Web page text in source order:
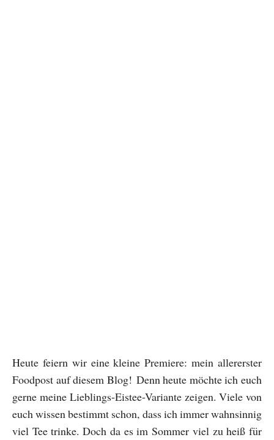
Heute feiern wir eine kleine Premiere: mein allererster
Foodpost auf diesem Blog! Denn heute möchte ich euch
gerne meine Lieblings-Eistee-Variante zeigen. Viele von
euch wissen bestimmt schon, dass ich immer wahnsinnig
viel Tee trinke. Doch da es im Sommer viel zu heiß für